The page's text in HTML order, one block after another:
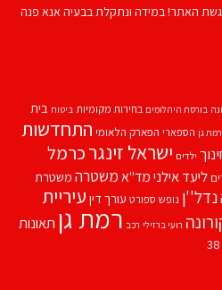
האתר! במידה ונתקלת בבעיה אנא פנה
בורסת היהלומים בחירות מקומיות ביטוח בית
גן הספארי הפארק הלאומי התחדשות
ילדים ישראל זינגרכרמל
ליעד אילנימד''אמשטרה משטרת
נדל''ן נופש ספורט עורך דין עיריית
רועי ברזילי רכב רמת גן תאונות